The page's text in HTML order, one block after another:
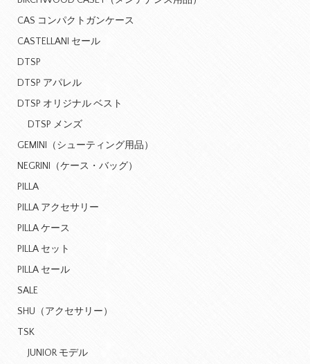
CAS コンパクトガンケース
CASTELLANI セール
DTSP
DTSP アパレル
DTSP オリジナル ベスト
DTSP メンズ
GEMINI（シューティング用品）
NEGRINI（ケース・バッグ）
PILLA
PILLA アクセサリー
PILLA ケース
PILLA セット
PILLA セール
SALE
SHU（アクセサリー）
TSK
JUNIOR モデル